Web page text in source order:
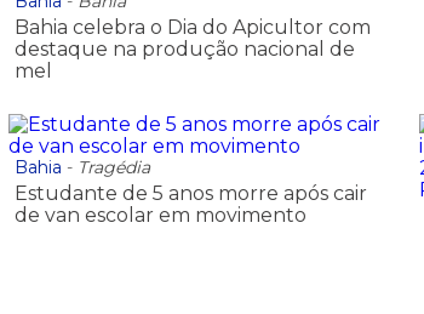
Bahia celebra o Dia do Apicultor com
destaque na produção nacional de
mel
Bahia - Tragédia
Estudante de 5 anos morre após cair
de van escolar em movimento